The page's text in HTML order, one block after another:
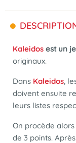
Kaleidos est un
originaux.
Dans Kaleidos,
doivent ensuite
leurs listes
On procède
de 3 points.